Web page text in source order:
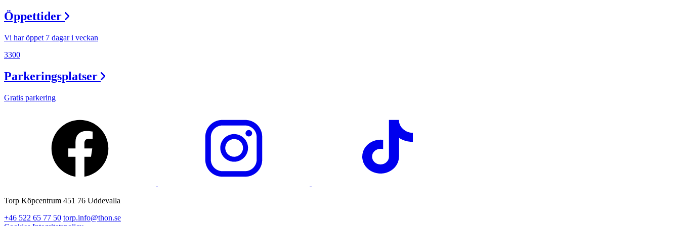
Öppettider
Vi har öppet 7 dagar i veckan
3300
Parkeringsplatser
Gratis parkering
Torp Köpcentrum 451 76 Uddevalla
+46 522 65 77 50 torp.info@thon.se